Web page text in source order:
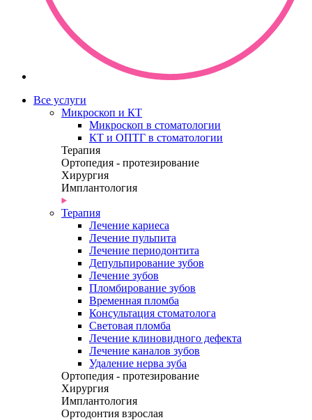
Все услуги
Микроскоп и КТ
Микроскоп в стоматологии
КТ и ОПТГ в стоматологии
Терапия
Ортопедия - протезирование
Хирургия
Имплантология
Терапия
Лечение кариеса
Лечение пульпита
Лечение периодонтита
Депульпирование зубов
Лечение зубов
Пломбирование зубов
Временная пломба
Консультация стоматолога
Световая пломба
Лечение клиновидного дефекта
Лечение каналов зубов
Удаление нерва зуба
Ортопедия - протезирование
Хирургия
Имплантология
Ортодонтия взрослая